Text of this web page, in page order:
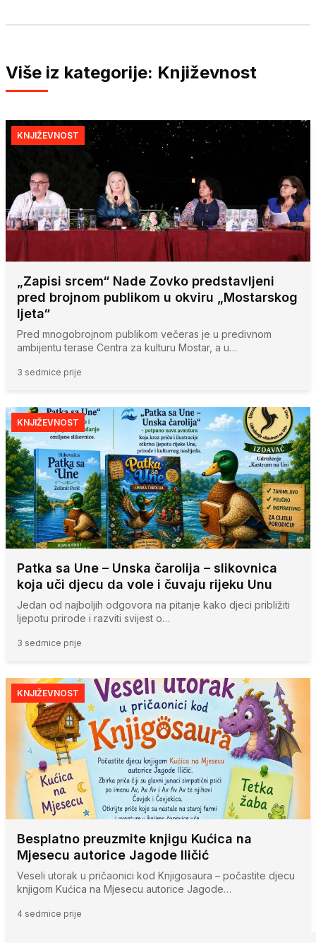
Više iz kategorije: Književnost
KNJIŽEVNOST
„Zapisi srcem“ Nade Zovko predstavljeni
pred brojnom publikom u okviru „Mostarskog
ljeta“
Pred mnogobrojnom publikom večeras je u predivnom
ambijentu terase Centra za kulturu Mostar, a u…
3 sedmice prije
KNJIŽEVNOST
Patka sa Une – Unska čarolija – slikovnica
koja uči djecu da vole i čuvaju rijeku Unu
Jedan od najboljih odgovora na pitanje kako djeci približiti
ljepotu prirode i razviti svijest o…
3 sedmice prije
KNJIŽEVNOST
Besplatno preuzmite knjigu Kućica na
Mjesecu autorice Jagode Iličić
Veseli utorak u pričaonici kod Knjigosaura – počastite djecu
knjigom Kućica na Mjesecu autorice Jagode…
4 sedmice prije